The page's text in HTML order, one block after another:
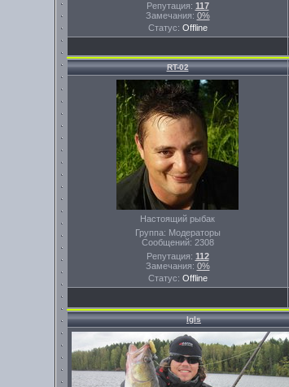
Репутация: 117
Замечания: 0%
Статус: Offline
RT-02
Настоящий рыбак
Группа: Модераторы
Сообщений: 2308
Репутация: 112
Замечания: 0%
Статус: Offline
Igls